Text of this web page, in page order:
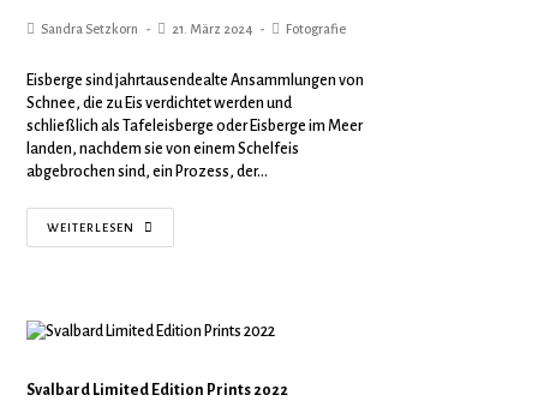
Sandra Setzkorn 21. März 2024 Fotografie
Eisberge sind jahrtausendealte Ansammlungen von
Schnee, die zu Eis verdichtet werden und
schließlich als Tafeleisberge oder Eisberge im Meer
landen, nachdem sie von einem Schelfeis
abgebrochen sind, ein Prozess, der…
WEITERLESEN
Svalbard Limited Edition Prints 2022